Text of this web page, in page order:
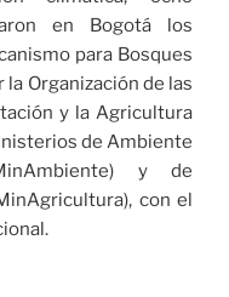
en Bogotá los
para Bosques
Organización de las
y la Agricultura
de Ambiente
y de
con el